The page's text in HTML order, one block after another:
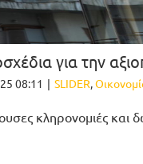
για την
08:11 | SLIDER,
κληρονομιές και